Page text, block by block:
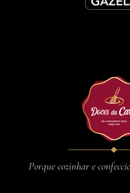
Porque cozinhar e